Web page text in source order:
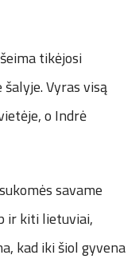
tikėjosi
Vyras visą
o Indrė
savame
ir kiti lietuviai,
kad iki šiol gyvena